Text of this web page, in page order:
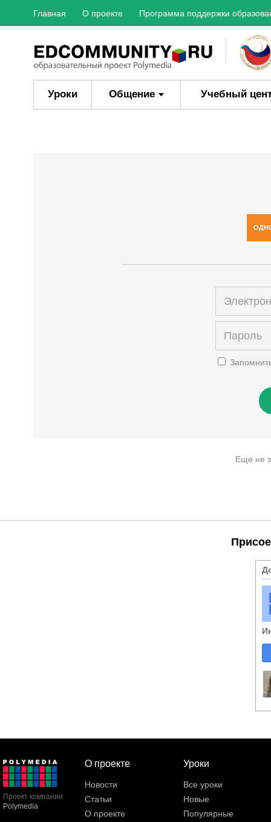
Главная О проекте Программа поддержки
Уроки Общение Учебный
Еще не
Проект компании
Polymedia
О проекте
Новости
Статьи
О проекте
Уроки
Все уроки
Новые
Популярные